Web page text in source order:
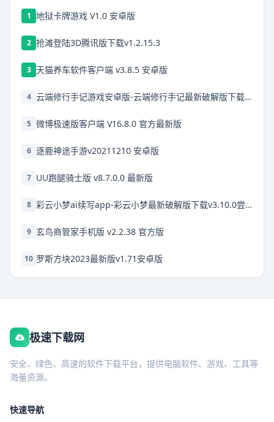
1 地狱卡牌游戏 V1.0 安卓版
2 抢滩登陆3D腾讯版下载v1.2.15.3
3 天猫养车软件客户端 v3.8.5 安卓版
4 云端修行手记游戏安卓版-云端修行手记最新破解版下载v2.2.1
5 微博极速版客户端 V16.8.0 官方最新版
6 逐鹿神途手游v20211210 安卓版
7 UU跑腿骑士版 v8.7.0.0 最新版
8 彩云小梦ai续写app-彩云小梦最新破解版下载v3.10.0尝鲜版
9 玄鸟商管家手机版 v2.2.38 官方版
10 罗斯方块2023最新版v1.71安卓版
极速下载网
安全、绿色、高速的软件下载平台，提供电脑软件、游戏、工具等
海量资源。
快速导航